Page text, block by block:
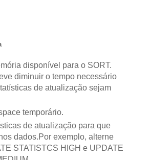
disponível para o SORT.
diminuir o tempo necessário
de atualização sejam
temporário.
de atualização para que
dados.Por exemplo, alterne
STATISTCS HIGH e UPDATE